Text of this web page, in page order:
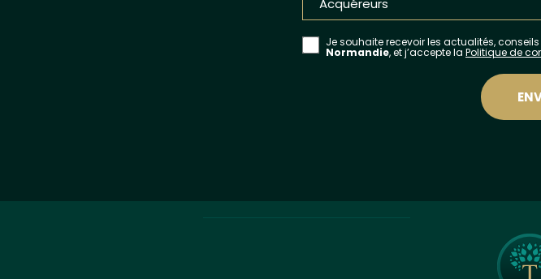
Je souhaite recevoir les actualités,
Normandie, et j’accepte la Politique de